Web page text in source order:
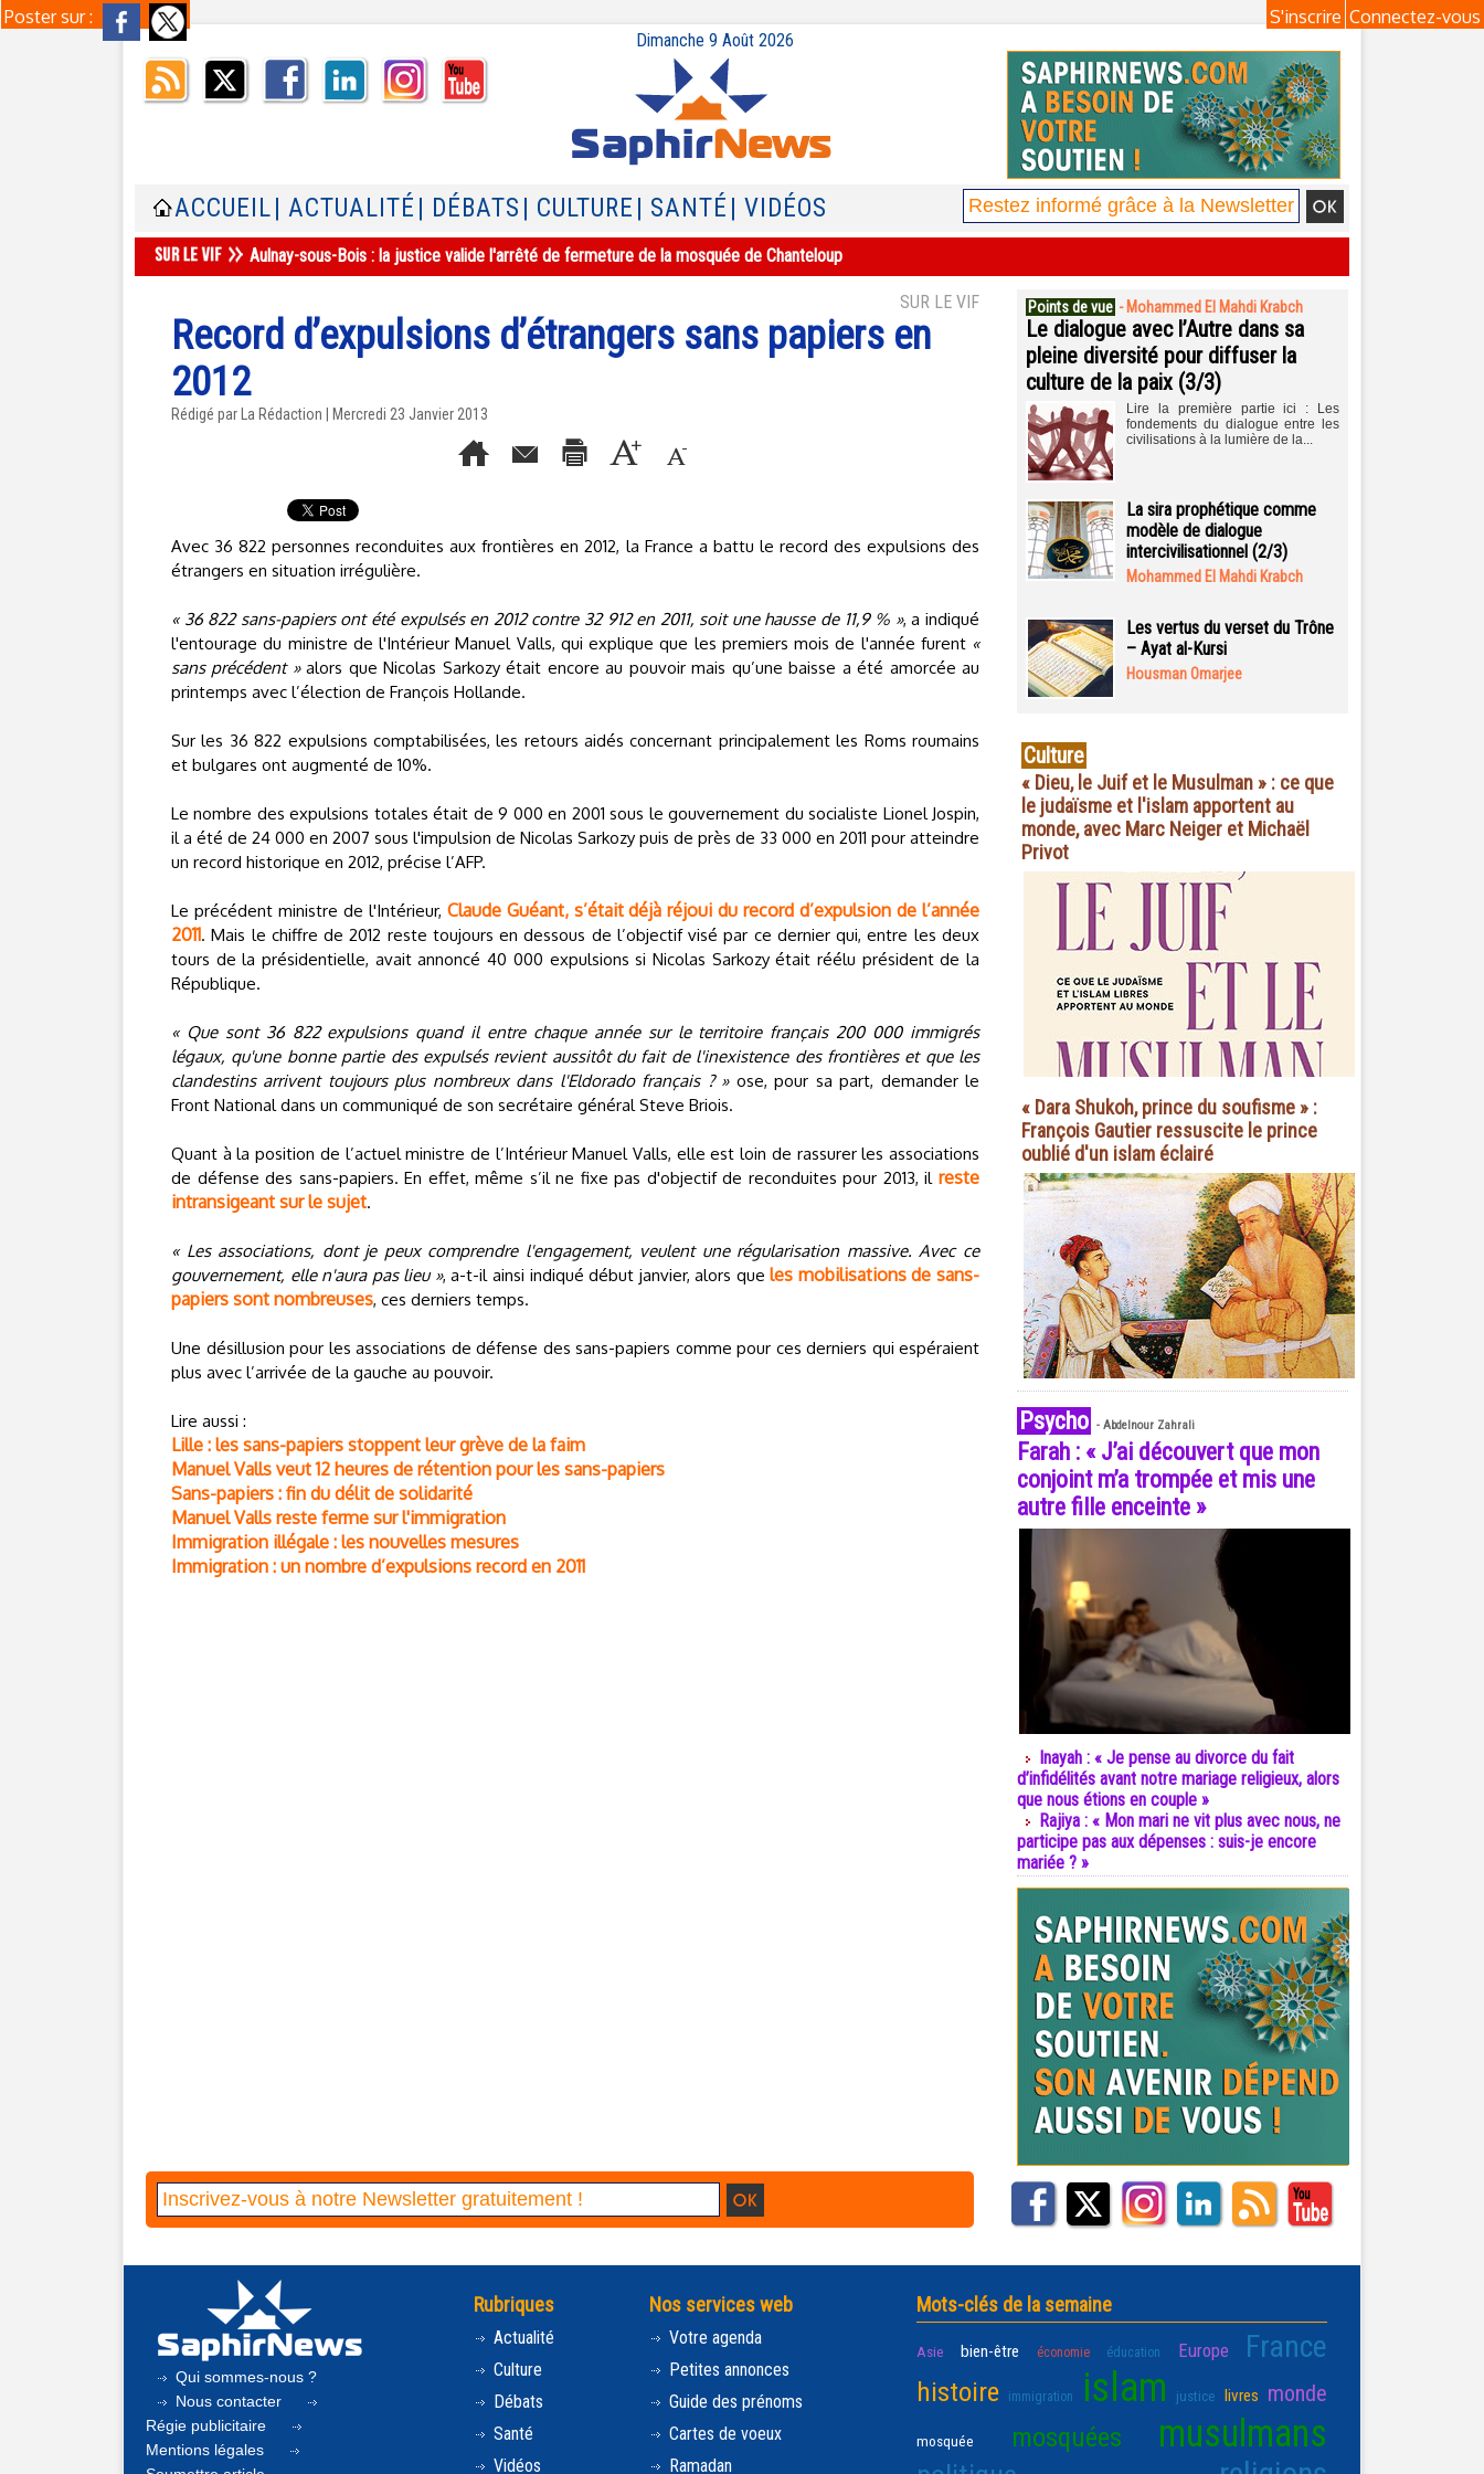
Poster sur : Connectez-vous
S'inscrire
Dimanche 9 Août 2026
ACCUEIL | ACTUALITÉ | DÉBATS | CULTURE | SANTÉ | VIDÉOS
Aulnay-sous-Bois : la justice valide l'arrêté de fermeture de la mosquée de Chanteloup
SUR LE VIF
Record d’expulsions d’étrangers sans papiers en
2012
Rédigé par La Rédaction | Mercredi 23 Janvier 2013
Avec 36 822 personnes reconduites aux frontières en 2012, la France a battu le record des expulsions des
étrangers en situation irrégulière.
« 36 822 sans-papiers ont été expulsés en 2012 contre 32 912 en 2011, soit une hausse de 11,9 % », a indiqué
l'entourage du ministre de l'Intérieur Manuel Valls, qui explique que les premiers mois de l'année furent «
sans précédent »alors que Nicolas Sarkozy était encore au pouvoir mais qu’une baisse a été amorcée au
printemps avec l’élection de François Hollande.
Sur les 36 822 expulsions comptabilisées, les retours aidés concernant principalement les Roms roumains
et bulgares ont augmenté de 10%.
Le nombre des expulsions totales était de 9 000 en 2001 sous le gouvernement du socialiste Lionel Jospin,
il a été de 24 000 en 2007 sous l'impulsion de Nicolas Sarkozy puis de près de 33 000 en 2011 pour atteindre
un record historique en 2012, précise l’AFP.
Le précédent ministre de l'Intérieur, Claude Guéant, s’était déjà réjoui du record d’expulsion de l’année
2011. Mais le chiffre de 2012 reste toujours en dessous de l’objectif visé par ce dernier qui, entre les deux
tours de la présidentielle, avait annoncé 40 000 expulsions si Nicolas Sarkozy était réélu président de la
République.
« Que sont 36 822 expulsions quand il entre chaque année sur le territoire français 200 000 immigrés
légaux, qu'une bonne partie des expulsés revient aussitôt du fait de l'inexistence des frontières et que les
clandestins arrivent toujours plus nombreux dans l'Eldorado français ? »ose, pour sa part, demander le
Front National dans un communiqué de son secrétaire général Steve Briois.
Quant à la position de l’actuel ministre de l’Intérieur Manuel Valls, elle est loin de rassurer les associations
de défense des sans-papiers. En effet, même s’il ne fixe pas d'objectif de reconduites pour 2013, il reste
intransigeant sur le sujet.
« Les associations, dont je peux comprendre l'engagement, veulent une régularisation massive. Avec ce
gouvernement, elle n'aura pas lieu », a-t-il ainsi indiqué début janvier, alors queles mobilisations de sans-
papiers sont nombreuses, ces derniers temps.
Une désillusion pour les associations de défense des sans-papiers comme pour ces derniers qui espéraient
plus avec l’arrivée de la gauche au pouvoir.
Lire aussi :
Lille : les sans-papiers stoppent leur grève de la faim
Manuel Valls veut 12 heures de rétention pour les sans-papiers
Sans-papiers : fin du délit de solidarité
Manuel Valls reste ferme sur l'immigration
Immigration illégale : les nouvelles mesures
Immigration : un nombre d’expulsions record en 2011
Points de vue - Mohammed El Mahdi Krabch
Le dialogue avec l’Autre dans sa
pleine diversité pour diffuser la
culture de la paix (3/3)
Lire la première partie ici : Les
fondements du dialogue entre les
civilisations à la lumière de la...
La sira prophétique comme
modèle de dialogue
intercivilisationnel (2/3)
Mohammed El Mahdi Krabch
Les vertus du verset du Trône
– Ayat al-Kursi
Housman Omarjee
Culture
« Dieu, le Juif et le Musulman » : ce que
le judaïsme et l'islam apportent au
monde, avec Marc Neiger et Michaël
Privot
« Dara Shukoh, prince du soufisme » :
François Gautier ressuscite le prince
oublié d'un islam éclairé
Psycho - Abdelnour Zahrali
Farah : « J’ai découvert que mon
conjoint m’a trompée et mis une
autre fille enceinte »
Inayah : « Je pense au divorce du fait
d’infidélités avant notre mariage religieux, alors
que nous étions en couple »
Rajiya : « Mon mari ne vit plus avec nous, ne
participe pas aux dépenses : suis-je encore
mariée ? »
Qui sommes-nous ?
Nous contacter
Régie publicitaire
Mentions légales
Rubriques
Actualité
Culture
Débats
Santé
Vidéos
Nos services web
Votre agenda
Petites annonces
Guide des prénoms
Cartes de voeux
Ramadan
Mots-clés de la semaine
Asie bien-être économie éducation Europe France
histoire immigration islam justice livres monde
mosquée mosquées musulmans